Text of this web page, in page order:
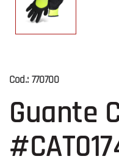
Cod.: 770700
Guante